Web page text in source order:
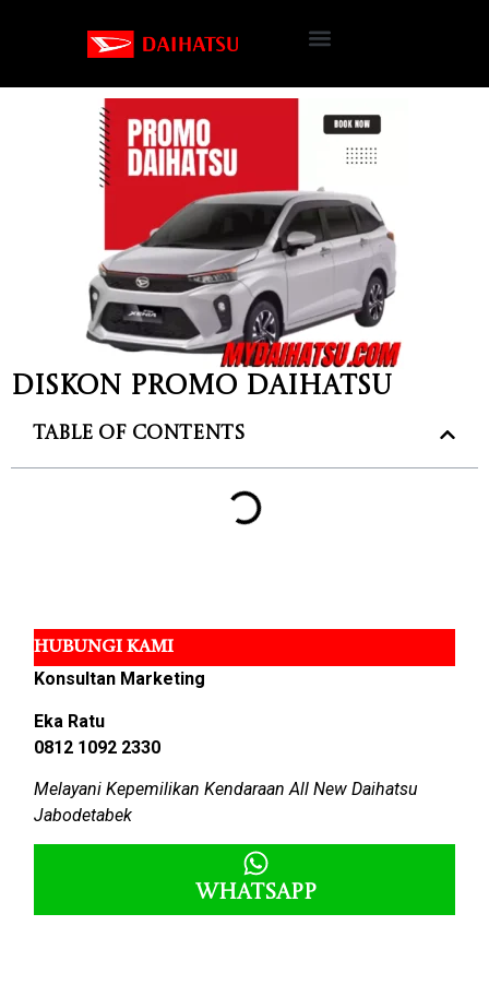
Diskon Promo Daihatsu
Table of Contents
HUBUNGI KAMI
Konsultan Marketing
Eka Ratu
0812 1092 2330
Melayani Kepemilikan Kendaraan All New Daihatsu
Jabodetabek
Whatsapp